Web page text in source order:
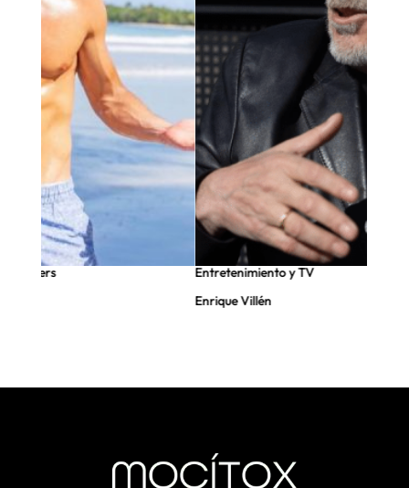
Entretenimiento y TV
Enrique Villén